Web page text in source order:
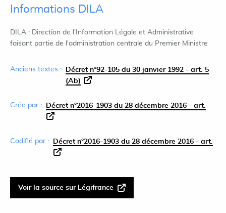
Informations DILA
DILA : Direction de l'Information Légale et Administrative
faisant partie de l'administration centrale du Premier Ministre
Anciens textes :
Décret n°92-105 du 30 janvier 1992 - art. 5
(Ab)
Crée par : Décret n°2016-1903 du 28 décembre 2016 - art.
Codifié par : Décret n°2016-1903 du 28 décembre 2016 - art.
Voir la source sur Légifrance